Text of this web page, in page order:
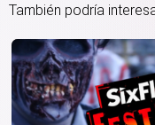
También podría